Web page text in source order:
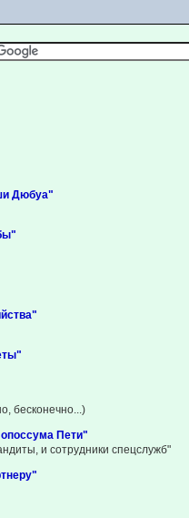
Дюбуа"
бесконечно...)
Пети"
и сотрудники спецслужб"